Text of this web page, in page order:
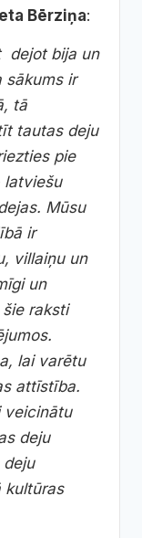
Bērziņa:
dejot bija un
sākums ir
tā
tautas deju
pie
latviešu
Mūsu
ir
villaiņu un
un
raksti
lai varētu
attīstība.
veicinātu
deju
deju
kultūras